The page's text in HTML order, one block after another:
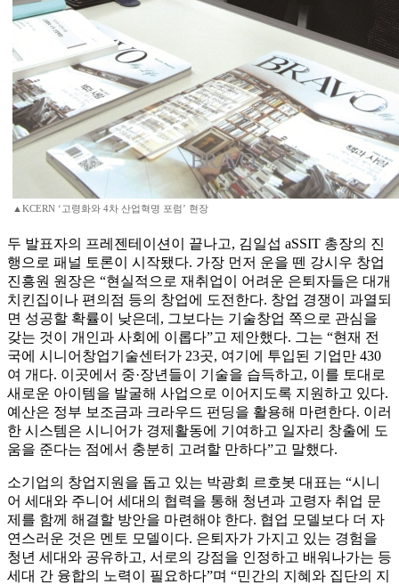
▲KCERN ‘고령화와 4차 산업혁명 포럼’ 현장
두 발표자의 프레젠테이션이 끝나고, 김일섭 aSSIT 총장의 진
행으로 패널 토론이 시작됐다. 가장 먼저 운을 뗀 강시우 창업
진흥원 원장은 “현실적으로 재취업이 어려운 은퇴자들은 대개
치킨집이나 편의점 등의 창업에 도전한다. 창업 경쟁이 과열되
면 성공할 확률이 낮은데, 그보다는 기술창업 쪽으로 관심을
갖는 것이 개인과 사회에 이롭다”고 제안했다. 그는 “현재 전
국에 시니어창업기술센터가 23곳, 여기에 투입된 기업만 430
여 개다. 이곳에서 중·장년들이 기술을 습득하고, 이를 토대로
새로운 아이템을 발굴해 사업으로 이어지도록 지원하고 있다.
예산은 정부 보조금과 크라우드 펀딩을 활용해 마련한다. 이러
한 시스템은 시니어가 경제활동에 기여하고 일자리 창출에 도
움을 준다는 점에서 충분히 고려할 만하다”고 말했다.
소기업의 창업지원을 돕고 있는 박광회 르호봇 대표는 “시니
어 세대와 주니어 세대의 협력을 통해 청년과 고령자 취업 문
제를 함께 해결할 방안을 마련해야 한다. 협업 모델보다 더 자
연스러운 것은 멘토 모델이다. 은퇴자가 가지고 있는 경험을
청년 세대와 공유하고, 서로의 강점을 인정하고 배워나가는 등
세대 간 융합의 노력이 필요하다”며 “민간의 지혜와 집단의 지